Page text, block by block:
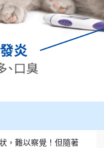
，難以察覺！但隨著